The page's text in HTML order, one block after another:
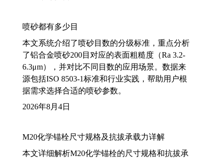
喷砂都有多少目
本文系统介绍了喷砂目数的分级标准，重点分析
了铝合金喷砂200目对应的表面粗糙度（Ra 3.2-
6.3μm），并对比不同目数的应用场景。数据来
源包括ISO 8503-1标准和行业实践，帮助用户根
据需求选择合适的喷砂参数。
2026年8月4日
M20化学锚栓尺寸规格及抗拔承载力详解
本文详细解析M20化学锚栓的尺寸规格和抗拔承